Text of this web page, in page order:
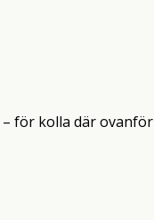
för kolla där ovanför